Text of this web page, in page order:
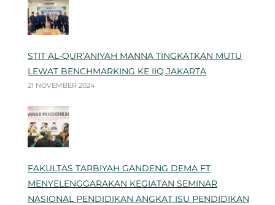
STIT AL-QUR’ANIYAH MANNA TINGKATKAN MUTU
LEWAT BENCHMARKING KE IIQ JAKARTA
21 NOVEMBER 2024
FAKULTAS TARBIYAH GANDENG DEMA FT
MENYELENGGARAKAN KEGIATAN SEMINAR
NASIONAL PENDIDIKAN ANGKAT ISU PENDIDIKAN